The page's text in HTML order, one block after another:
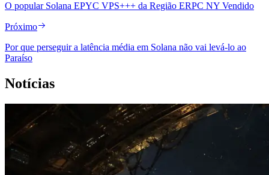
O popular Solana EPYC VPS+++ da Região ERPC NY Vendido
Próximo
Por que perseguir a latência média em Solana não vai levá-lo ao
Paraíso
Notícias